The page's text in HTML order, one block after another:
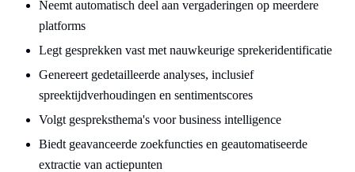
Neemt automatisch deel aan vergaderingen op meerdere
platforms
Legt gesprekken vast met nauwkeurige sprekeridentificatie
Genereert gedetailleerde analyses, inclusief
spreektijdverhoudingen en sentimentscores
Volgt gespreksthema's voor business intelligence
Biedt geavanceerde zoekfuncties en geautomatiseerde
extractie van actiepunten